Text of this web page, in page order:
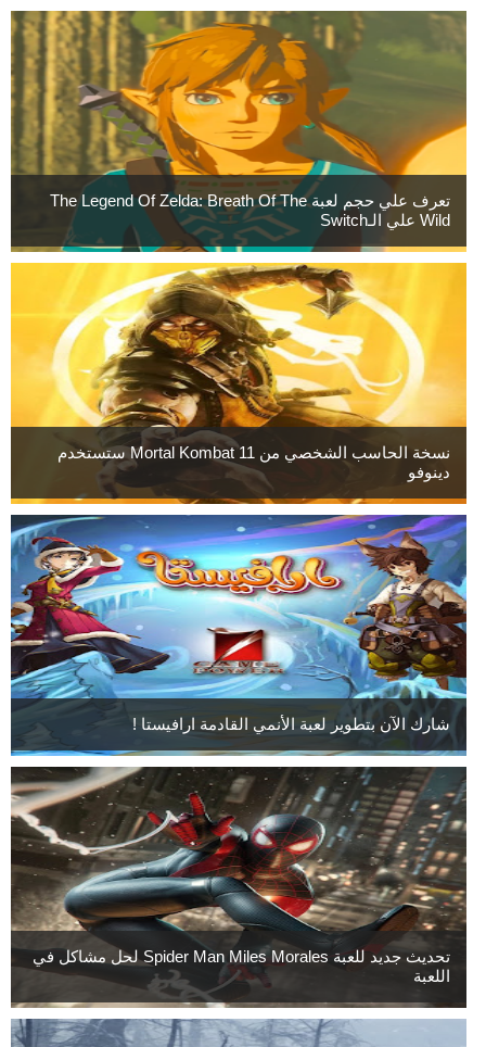
تعرف علي حجم لعبة The Legend Of Zelda: Breath Of The
Wild علي الـSwitch
نسخة الحاسب الشخصي من Mortal Kombat 11 ستستخدم
دينوفو
شارك الآن بتطوير لعبة الأنمي القادمة ارافيستا !
تحديث جديد للعبة Spider Man Miles Morales لحل مشاكل في
اللعبة